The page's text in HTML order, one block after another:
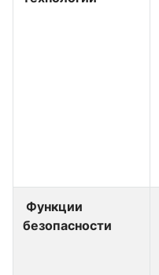
Функции
безопасности